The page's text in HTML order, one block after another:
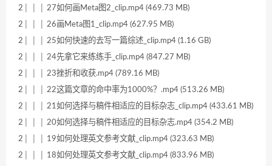
2│ │ │ 27如何画Meta图2_clip.mp4 (469.73 MB)
2│ │ │ 26画Meta图1_clip.mp4 (627.95 MB)
2│ │ │ 25如何快速的去写一篇综述_clip.mp4 (1.16 GB)
2│ │ │ 24先拿它来练练手_clip.mp4 (847.27 MB)
2│ │ │ 23挫折和收获.mp4 (789.16 MB)
2│ │ │ 22这篇文章的命中率为1000%？.mp4 (513.26 MB)
2│ │ │ 21如何选择与稿件相适应的目标杂志_clip.mp4 (433.61 MB)
2│ │ │ 20如何选择与稿件相适应的目标杂志.mp4 (354.2 MB)
2│ │ │ 19如何处理英文参考文献_clip.mp4 (323.63 MB)
2│ │ │ 18如何处理英文参考文献_clip.mp4 (833.96 MB)